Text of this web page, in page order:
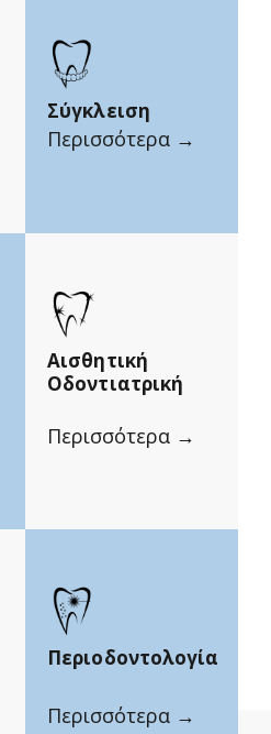
Σύγκλειση
Περισσότερα →
Αισθητική
Οδοντιατρική
Περισσότερα →
Περιοδοντολογία
Περισσότερα →